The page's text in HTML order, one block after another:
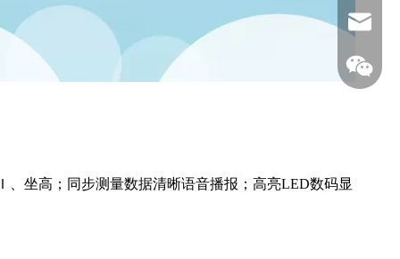
坐高；同步测量数据清晰语音播报；高亮LED数码显